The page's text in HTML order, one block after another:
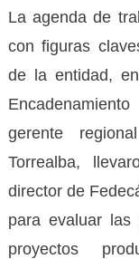
La agenda de
con figuras
de la entidad,
gerente
Torrealba,
director de
para evaluar las
proyectos